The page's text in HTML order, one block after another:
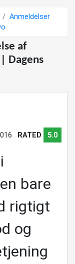
Anmeldelser
af
Dagens
RATED 5.0
bare
rigtigt
og